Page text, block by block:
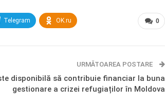
0
Telegram OK.ru
URMĂTOAREA POSTARE
disponibilă să contribuie financiar la buna
gestionare a crizei refugiaților în Moldova